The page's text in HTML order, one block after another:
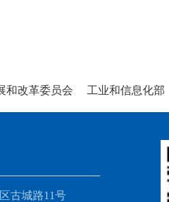
和改革委员会 工业和信息化部
古城路11号